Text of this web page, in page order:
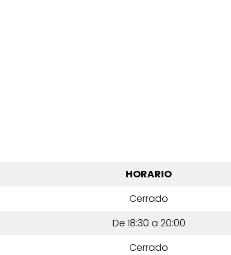
HORARIO
Cerrado
De 18:30 a 20:00
Cerrado